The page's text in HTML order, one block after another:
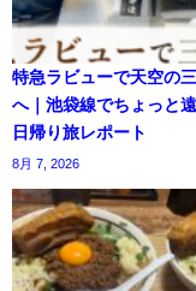
特急ラビューで天空の
へ｜池袋線でちょっと
日帰り旅レポート
8月 7, 2026